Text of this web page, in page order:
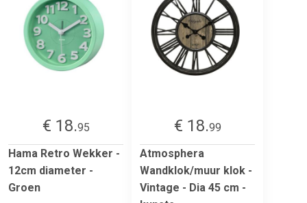
€ 18.95
Hama Retro Wekker -
12cm diameter -
Groen
€ 18.99
Atmosphera
Wandklok/muur klok -
Vintage - Dia 45 cm -